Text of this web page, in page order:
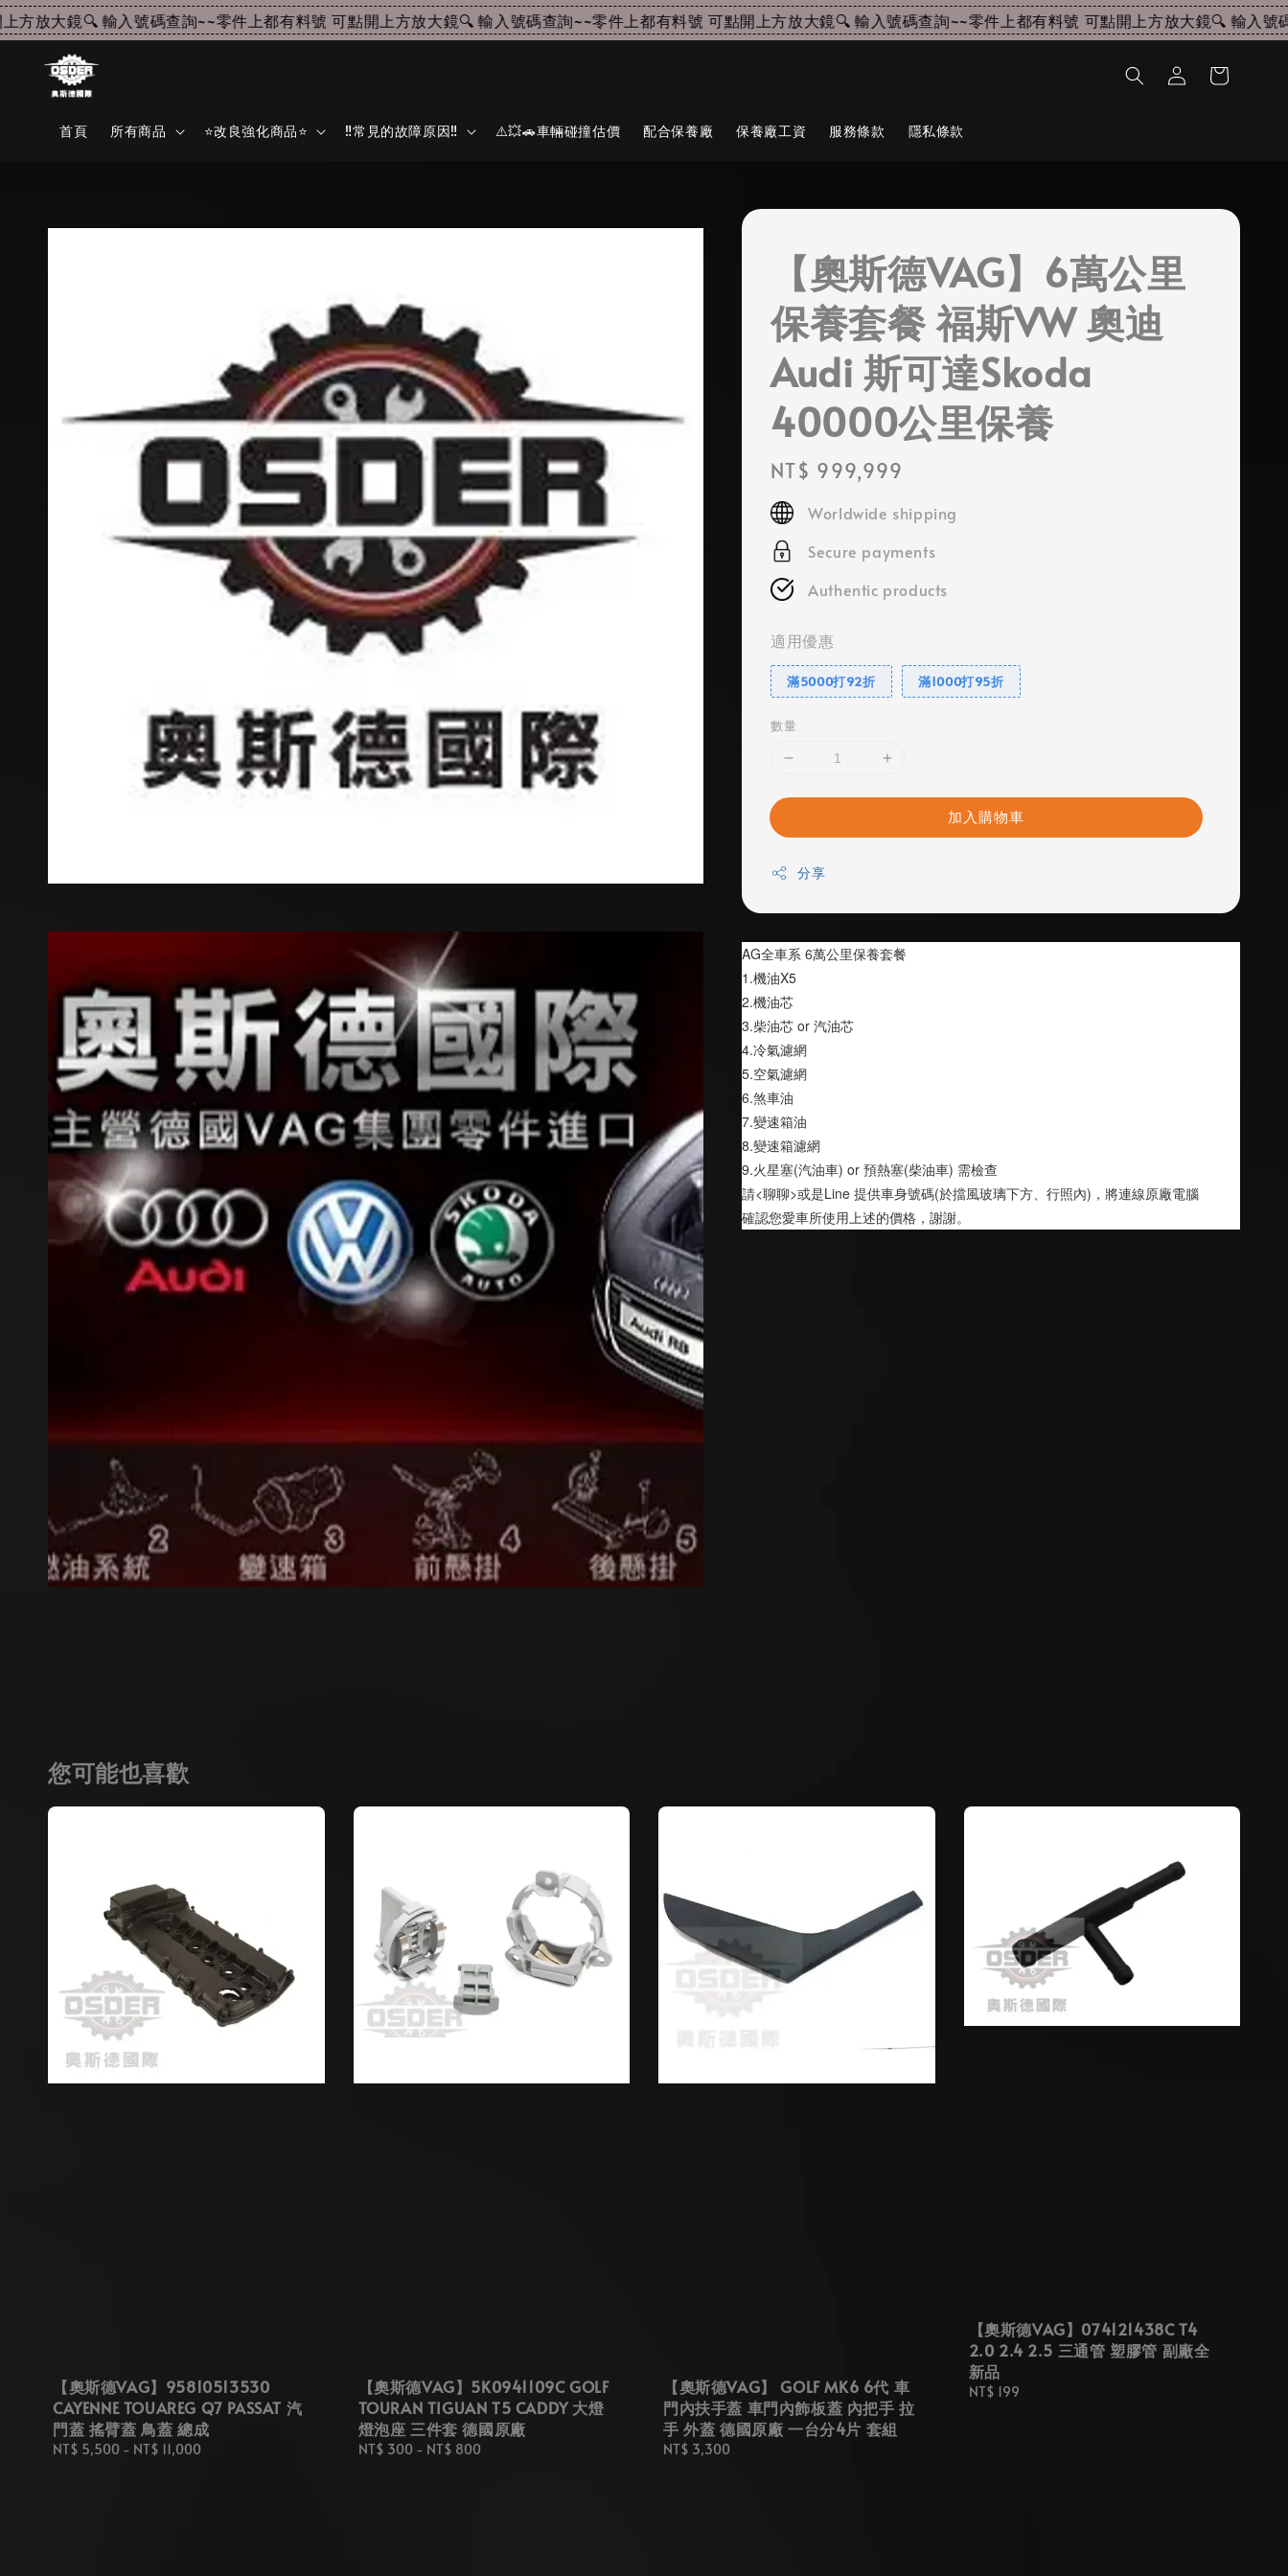
放大鏡🔍 輸入號碼查詢~~零件上都有料號 可點開上方放大鏡🔍 輸入號碼查詢~~零件上都有料號 可點開上方放大鏡🔍 輸入號碼查詢~~零件上都有料號 可點開上方放大鏡🔍 輸入號碼
首頁 所有商品 ⭐改良強化商品⭐ ‼️常見的故障原因‼️ ⚠️💥🚗車輛碰撞估價 配合保養廠 保養廠工資 服務條款 隱私條款
【奧斯德VAG】6萬公里
保養套餐 福斯VW 奧迪
Audi 斯可達Skoda
40000公里保養
Regular
price
NT$ 999,999
Worldwide shipping
Secure payments
Authentic products
適用優惠
滿5000打92折 滿1000打95折
數量
加入購物車
分享
AG全車系 6萬公里保養套餐
1.機油X5
2.機油芯
3.柴油芯 or 汽油芯
4.冷氣濾網
5.空氣濾網
6.煞車油
7.變速箱油
8.變速箱濾網
9.火星塞(汽油車) or 預熱塞(柴油車) 需檢查
請<聊聊>或是Line 提供車身號碼(於擋風玻璃下方、行照內)，將連線原廠電腦
確認您愛車所使用上述的價格，謝謝。
您可能也喜歡
【奧斯德VAG】95810513530
CAYENNE TOUAREG Q7 PASSAT 汽
門蓋 搖臂蓋 鳥蓋 總成
Regular
NT$ 5,500 - NT$ 11,000
【奧斯德VAG】5K0941109C GOLF
TOURAN TIGUAN T5 CADDY 大燈
燈泡座 三件套 德國原廠
Regular
NT$ 300- NT$ 800
【奧斯德VAG】 GOLF MK6 6代 車
門內扶手蓋 車門內飾板蓋 內把手 拉
手 外蓋 德國原廠 一台分4片 套組
Regular
NT$ 3,300
【奧斯德VAG】074121438C T4
2.0 2.4 2.5 三通管 塑膠管 副廠全
新品
Regular
NT$ 199